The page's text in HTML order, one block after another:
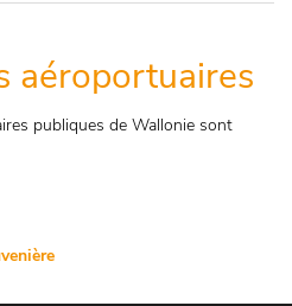
aéroportuaires
publiques de Wallonie sont